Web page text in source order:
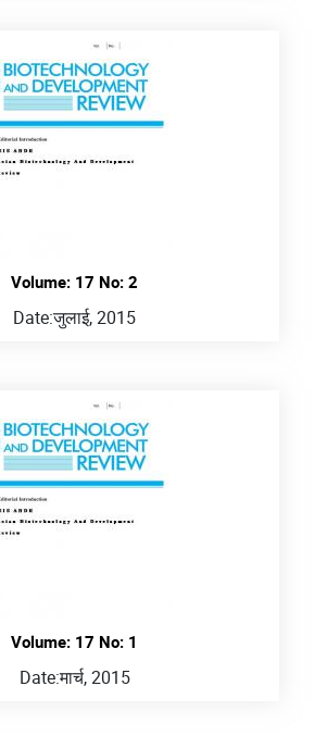
Volume: 17 No: 2
Date:जुलाई, 2015
Volume: 17 No: 1
Date:मार्च, 2015